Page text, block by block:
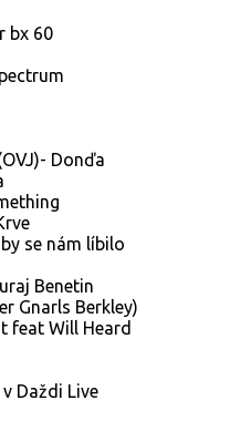
bx 60
Donďa
se nám líbilo
Benetin
Gnarls Berkley)
feat Will Heard
Daždi Live